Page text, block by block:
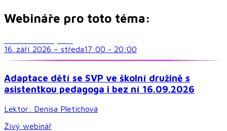
Webináře pro toto téma:
16. září 2026 – středa17:00 - 20:00
Adaptace dětí se SVP ve školní družině s
asistentkou pedagoga i bez ní 16.09.2026
Lektor: Denisa Pletichová
Živý webinář